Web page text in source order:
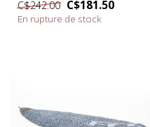
C$242.00 C$181.50
En rupture de stock